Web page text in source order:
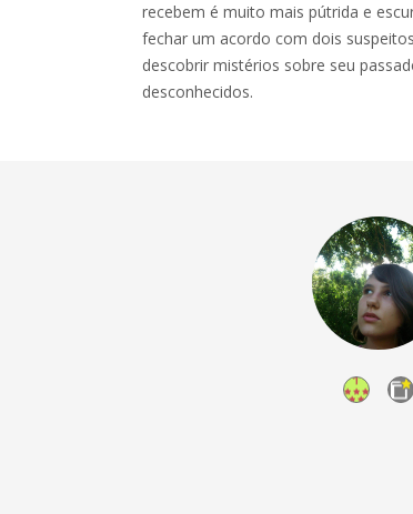
recebem é muito mais pútrida e
fechar um acordo com dois
descobrir mistérios sobre seu
desconhecidos.